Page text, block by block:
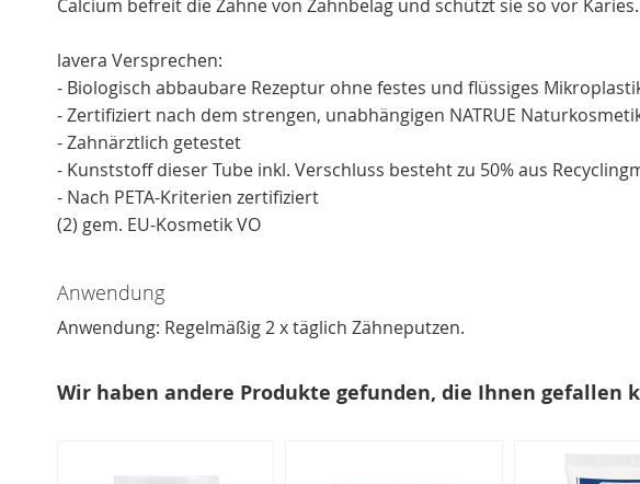
Calcium befreit die Zähne von Zahnbelag und schützt sie so vor Karies.
lavera Versprechen:
- Biologisch abbaubare Rezeptur ohne festes und flüssiges
- Zertifiziert nach dem strengen, unabhängigen NATRUE
- Zahnärztlich getestet
- Kunststoff dieser Tube inkl. Verschluss besteht zu 50% aus
- Nach PETA-Kriterien zertifiziert
(2) gem. EU-Kosmetik VO
Anwendung
Anwendung: Regelmäßig 2 x täglich Zähneputzen.
Wir haben andere Produkte gefunden, die Ihnen gefallen